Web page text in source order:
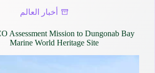
أخبار العالم
Assessment Mission to Dungonab Bay
Marine World Heritage Site